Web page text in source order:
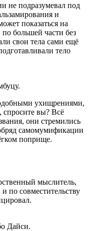
не подразумевал под
и
показаться на
большей части без
свои тела сами ещё
тело
ухищрениями,
вы? Всё
они стремились
самомумификации
поприще.
мыслитель,
по совместительству
Дайси.